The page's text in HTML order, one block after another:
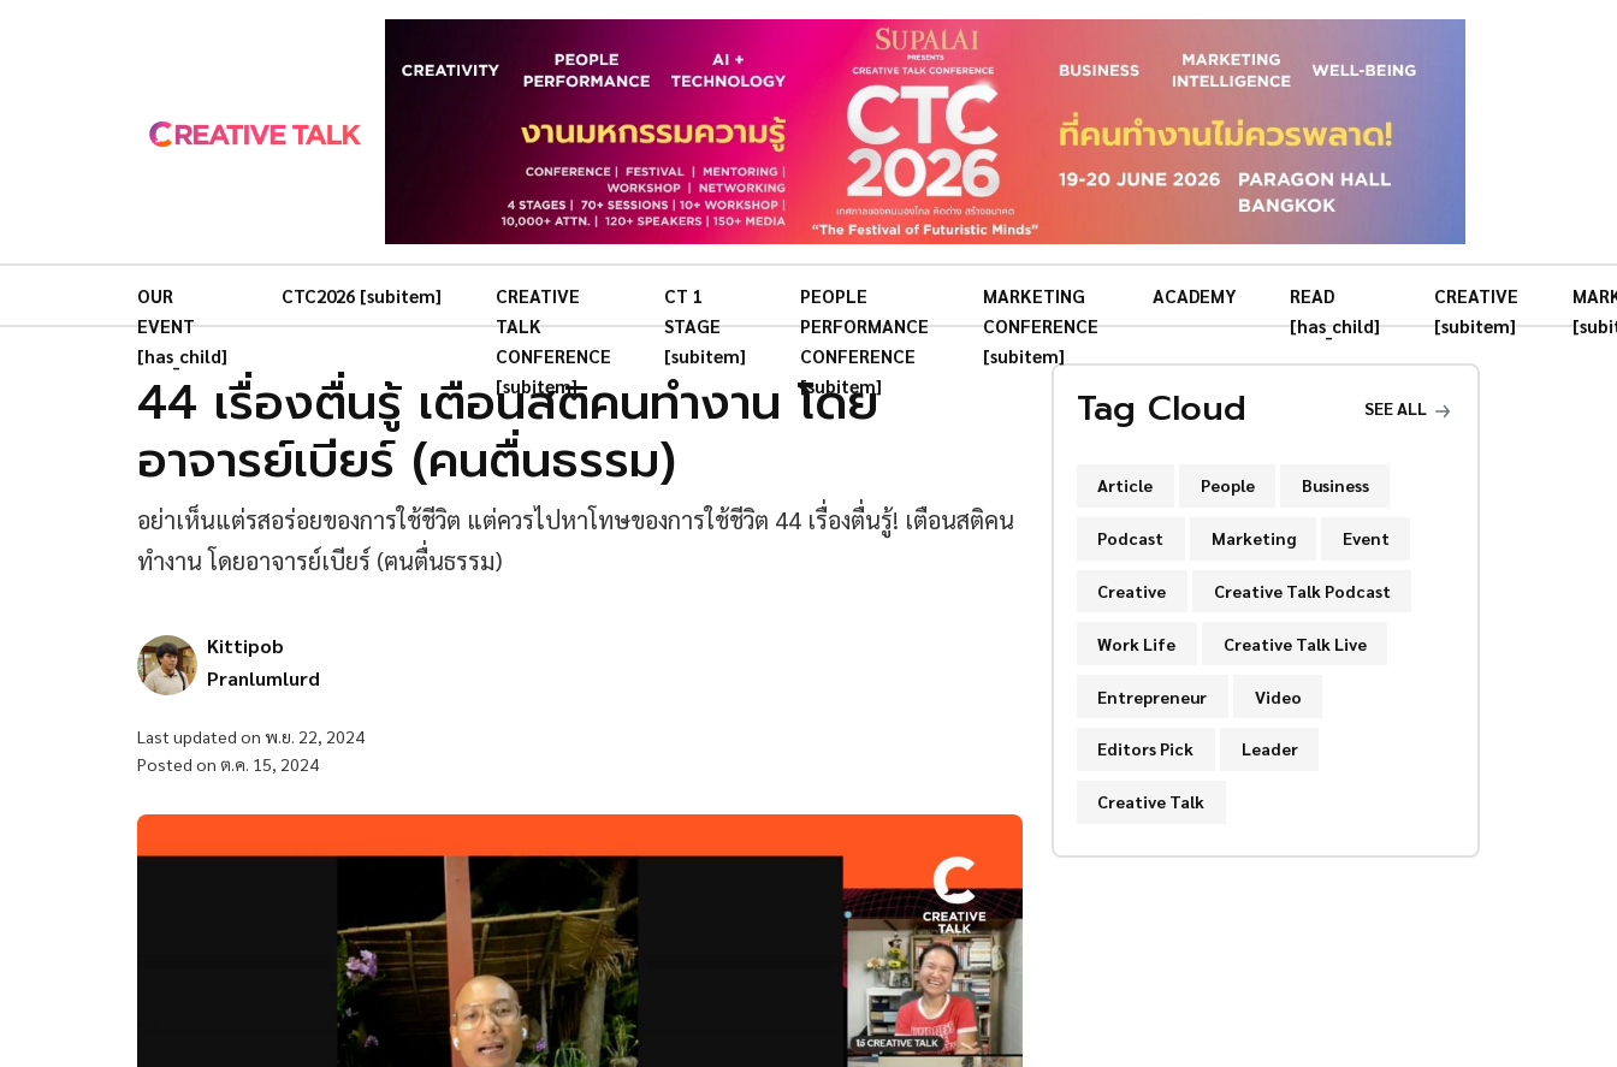
OUR
EVENT
[has_child]
CTC2026 [subitem]
CREATIVE
TALK
CONFERENCE
[subitem]
CT 1
STAGE
[subitem]
PEOPLE
PERFORMANCE
CONFERENCE
[subitem]
MARKETING
CONFERENCE
[subitem]
ACADEMY
READ
[has_child]
CREATIVE
[subitem]
44 เรื่องตื่นรู้ เตือนสติคนทำงาน โดย
อาจารย์เบียร์ (คนตื่นธรรม)
อย่าเห็นแต่รสอร่อยของการใช้ชีวิต แต่ควรไปหาโทษของการใช้ชีวิต 44 เรื่องตื่นรู้! เตือนสติคน
ทำงาน โดยอาจารย์เบียร์ (ฅนตื่นธรรม)
Kittipob
Pranlumlurd
Last updated on พ.ย. 22, 2024
Posted on ต.ค. 15, 2024
Tag Cloud SEE ALL
Article People Business
Podcast Marketing Event
Creative Creative Talk Podcast
Work Life Creative Talk Live
Entrepreneur Video
Editors Pick Leader
Creative Talk